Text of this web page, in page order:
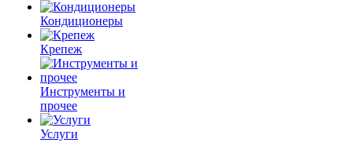
Кондиционеры
Крепеж
Инструменты и
прочее
Услуги